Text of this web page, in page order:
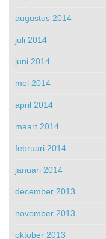
augustus 2014
juli 2014
juni 2014
mei 2014
april 2014
maart 2014
februari 2014
januari 2014
december 2013
november 2013
oktober 2013